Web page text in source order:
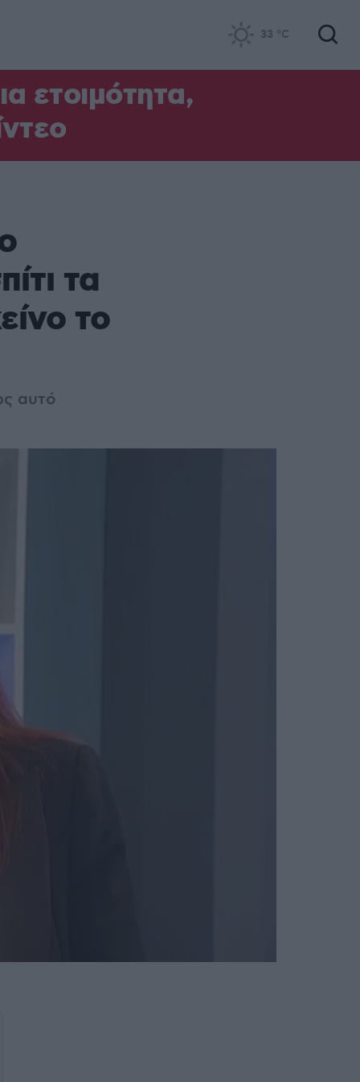
33 °C
ετοιμότητα,
τα
το
αυτό